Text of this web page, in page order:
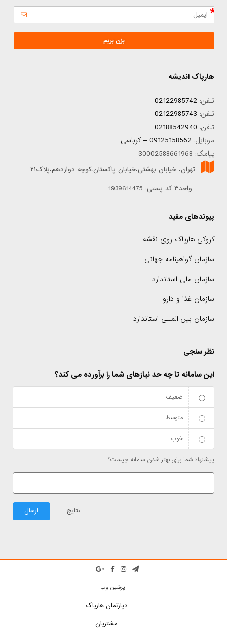
بزن بریم
هارپاک اندیشه
تلفن: 02122985742
تلفن: 02122985743
تلفن: 02188542940
موبایل: 09125158562 – کرباسی
پیامک: 30002588661968
تهران، خیابان بهشتی،خیابان پاکستان،کوچه دوازدهم،پلاک۲۱
-واحد۳ کد پستی: 1939614475
پیوندهای مفید
کروکی هارپاک روی نقشه
سازمان گواهینامه جهانی
سازمان ملی استاندارد
سازمان غذا و دارو
سازمان بین المللی استاندارد
نظر سنجی
این سامانه تا چه حد نیازهای شما را برآورده می کند؟
ضعیف
متوسط
خوب
پیشنهاد شما برای بهتر شدن سامانه چیست؟
نتایج ارسال
پرشین وب
دپارتمان هارپاک
مشتریان